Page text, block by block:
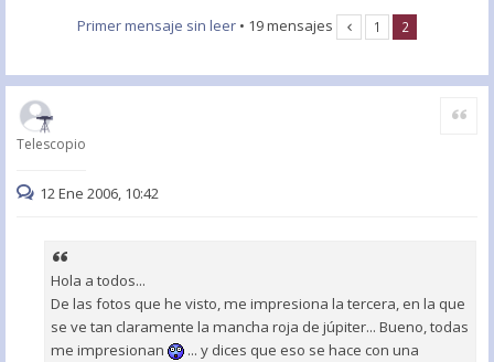
Primer mensaje sin leer • 19 mensajes 1 2
Telescopio
Citar
12 Ene 2006, 10:42
Hola a todos...
De las fotos que he visto, me impresiona la tercera, en la que
se ve tan claramente la mancha roja de júpiter... Bueno, todas
me impresionan
... y dices que eso se hace con una